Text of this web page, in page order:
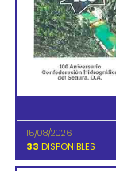
15/08/2026
33 DISPONIBLES